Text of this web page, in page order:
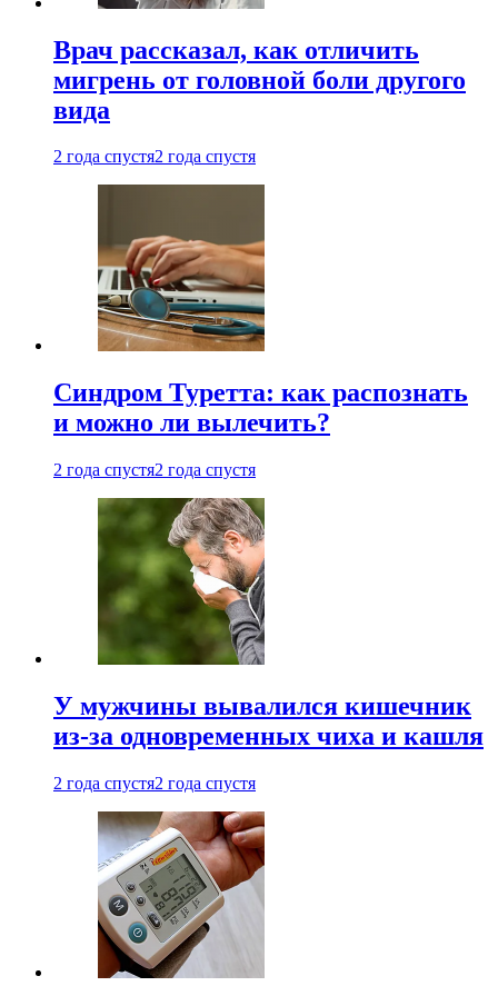
Врач рассказал, как отличить
мигрень от головной боли другого
вида
2 года спустя2 года спустя
Синдром Туретта: как распознать
и можно ли вылечить?
2 года спустя2 года спустя
У мужчины вывалился кишечник
из-за одновременных чиха и кашля
2 года спустя2 года спустя